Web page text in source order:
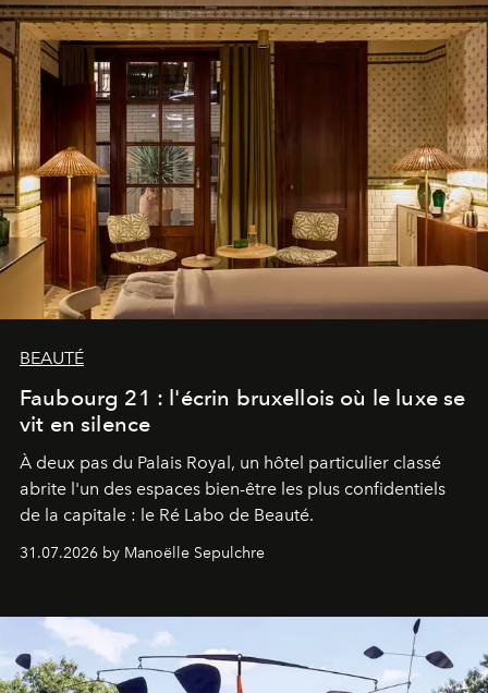
BEAUTÉ
Faubourg 21 : l'écrin bruxellois où le luxe se
vit en silence
À deux pas du Palais Royal, un hôtel particulier classé
abrite l'un des espaces bien-être les plus confidentiels
de la capitale : le Ré Labo de Beauté.
31.07.2026 by Manoëlle Sepulchre